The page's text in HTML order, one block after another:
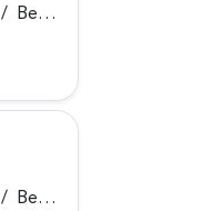
/ Beykoz
/ Beykoz